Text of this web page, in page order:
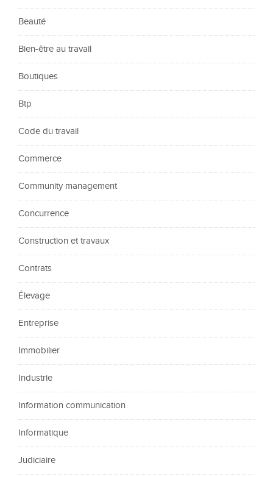
Beauté
Bien-être au travail
Boutiques
Btp
Code du travail
Commerce
Community management
Concurrence
Construction et travaux
Contrats
Élevage
Entreprise
Immobilier
Industrie
Information communication
Informatique
Judiciaire